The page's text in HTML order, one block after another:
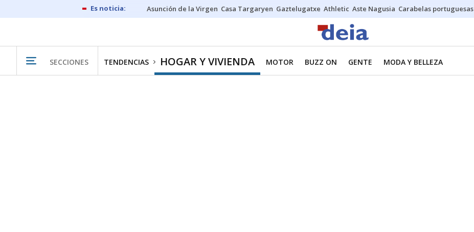
Asunción de la Virgen Casa Targaryen Gaztelugatxe Athletic Aste Nagusia Carabelas portuguesas
SECCIONES TENDENCIAS HOGAR Y VIVIENDA MOTOR BUZZ ON GENTE MODA Y BELLEZA